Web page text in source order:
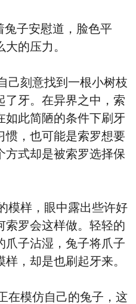
子安慰道，脸色平
的压力。
刻意找到一根小树枝
了牙。在异界之中，索
如此简陋的条件下刷牙
惯，也可能是索罗想要
方式却是被索罗选择保
样，眼中露出些许好
索罗会这样做。轻轻的
爪子沾湿，兔子将爪子
，却是也刷起牙来。
模仿自己的兔子，这